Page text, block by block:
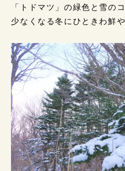
「トドマツ」の緑色と雪の
少なくなる冬にひときわ鮮や